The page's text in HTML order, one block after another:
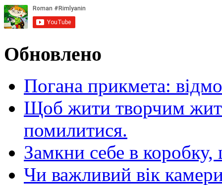
Обновлено
Погана прикмета:
Щоб жити творчим
помилитися.
Замкни себе в
Чи важливий вік